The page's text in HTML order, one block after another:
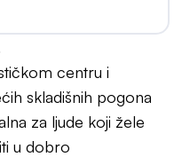
centru i
skladišnih pogona
za ljude koji žele
u dobro